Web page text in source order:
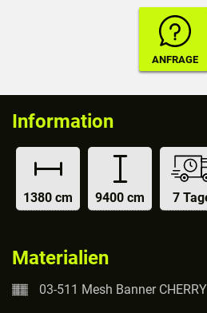
Information
1380 cm 9400 cm 7
Materialien
03-511 Mesh Banner